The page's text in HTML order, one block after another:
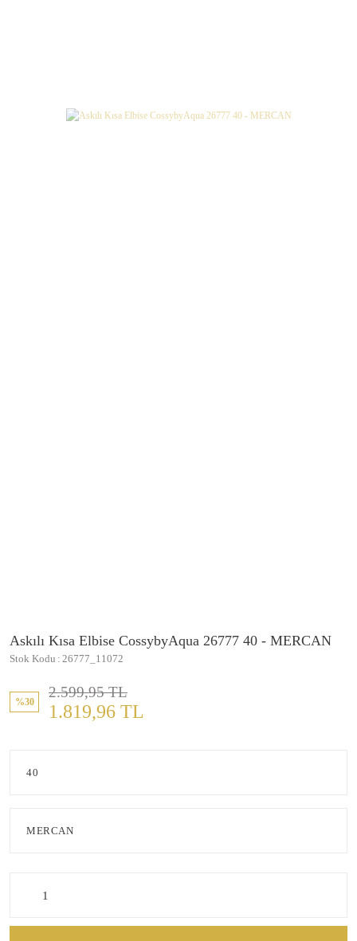
Askılı Kısa Elbise CossybyAqua 26777 40 - MERCAN
Stok Kodu 26777_11072
%30
2.599,95 TL
1.819,96 TL